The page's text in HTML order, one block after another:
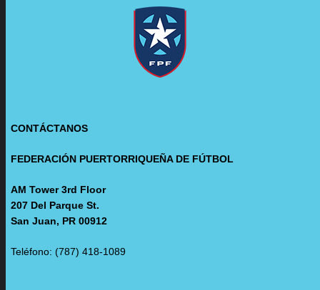
CONTÁCTANOS
FEDERACIÓN PUERTORRIQUEÑA DE FÚTBOL
AM Tower 3rd Floor
207 Del Parque St.
San Juan, PR 00912
Teléfono: (787) 418-1089